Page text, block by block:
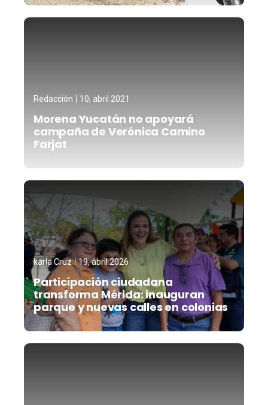
Redacción 10, abril 2021
Morena Yucatán no apoyará
campaña de Verónica Camino
Farjat
karla Cruz 19, abril 2026
Participación ciudadana
transforma Mérida: inauguran
parque y nuevas calles en colonias